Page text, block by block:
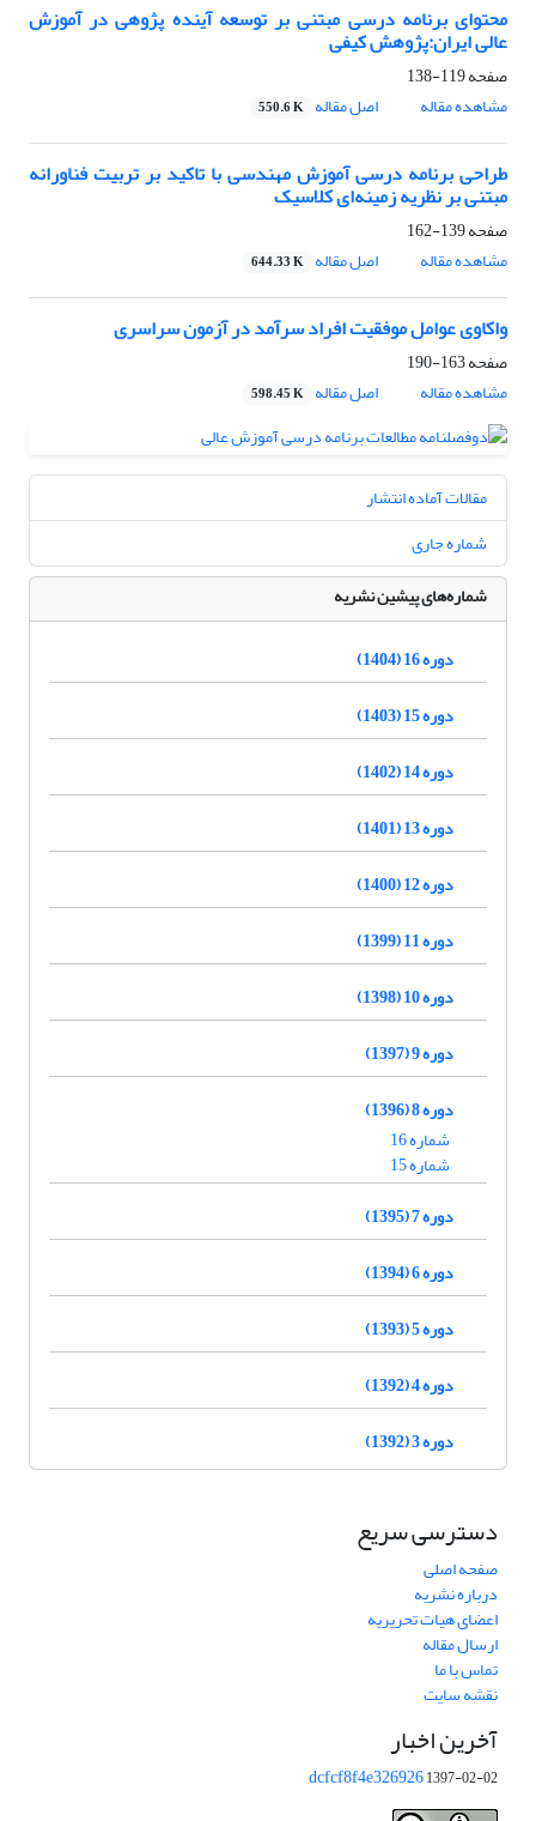
محتوای برنامه درسی مبتنی بر توسعه آینده پژوهی در آموزش
عالی ایران:پژوهش کیفی
صفحه119-138
مشاهده مقاله
اصل مقاله 550.6 K
طراحی برنامه درسی آموزش مهندسی با تاکید بر تربیت فناورانه
مبتنی بر نظریه زمینه‌ای کلاسیک
صفحه139-162
مشاهده مقاله
اصل مقاله 644.33 K
واکاوی عوامل موفقیت افراد سرآمد در آزمون سراسری
صفحه163-190
مشاهده مقاله
اصل مقاله 598.45 K
مقالات آماده انتشار
شماره جاری
شماره‌های پیشین نشریه
دوره 16 (1404)
دوره 15 (1403)
دوره 14 (1402)
دوره 13 (1401)
دوره 12 (1400)
دوره 11 (1399)
دوره 10 (1398)
دوره 9 (1397)
دوره 8 (1396)
شماره 16
شماره 15
دوره 7 (1395)
دوره 6 (1394)
دوره 5 (1393)
دوره 4 (1392)
دوره 3 (1392)
دسترسی سریع
صفحه اصلی
درباره نشریه
اعضای هیات تحریریه
ارسال مقاله
تماس با ما
نقشه سایت
آخرین اخبار
dcfcf8f4e3269261397-02-02